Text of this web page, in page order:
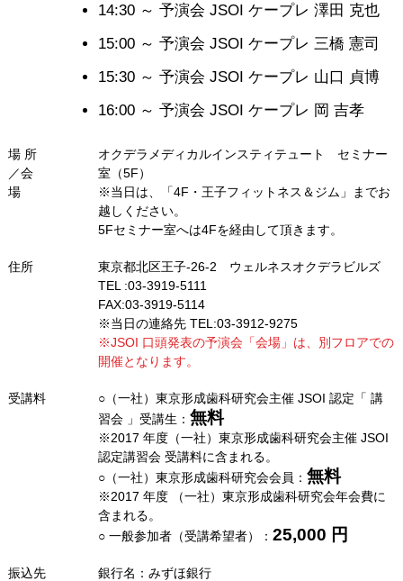
14:30 ～ 予演会 JSOI ケープレ 澤田 克也
15:00 ～ 予演会 JSOI ケープレ 三橋 憲司
15:30 ～ 予演会 JSOI ケープレ 山口 貞博
16:00 ～ 予演会 JSOI ケープレ 岡 吉孝
場 所
／会
場
オクデラメディカルインスティテュート セミナー
室（5F）
※当日は、「4F・王子フィットネス＆ジム」までお
越しください。
5Fセミナー室へは4Fを経由して頂きます。
住所
東京都北区王子-26-2 ウェルネスオクデラビルズ
TEL :03-3919-5111
FAX:03-3919-5114
※当日の連絡先 TEL:03-3912-9275
※JSOI 口頭発表の予演会「会場」は、別フロアでの
開催となります。
受講料
○（一社）東京形成歯科研究会主催 JSOI 認定「 講
習会 」受講生： 無料
※2017 年度（一社）東京形成歯科研究会主催 JSOI
認定講習会 受講料に含まれる。
○（一社）東京形成歯科研究会会員： 無料
※2017 年度 （一社）東京形成歯科研究会年会費に
含まれる。
○ 一般参加者（受講希望者）： 25,000 円
振込先
銀行名：みずほ銀行